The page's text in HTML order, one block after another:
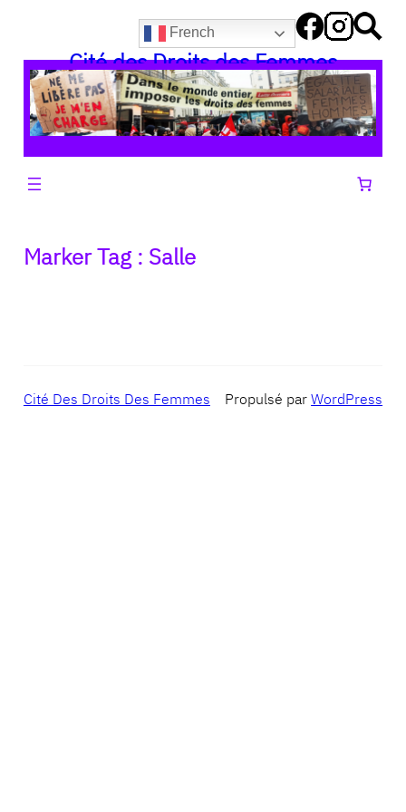
contenu
French
Cité des Droits des Femmes
Marker Tag : Salle
Cité Des Droits Des Femmes Propulsé parWordPress